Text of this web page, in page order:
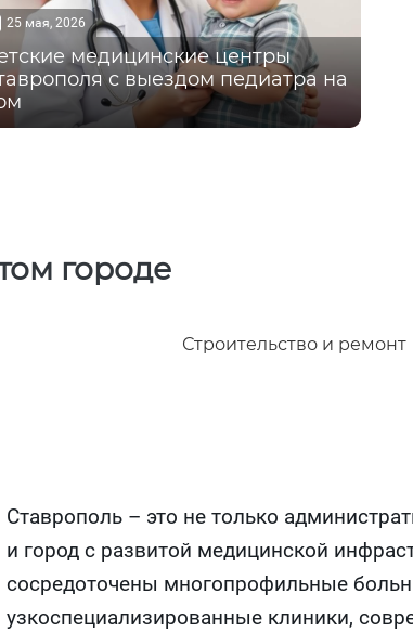
25 мая, 2026
медицинские центры
с выездом педиатра на
городе
Строительство и ремонт
Ставрополь – это не только
и город с развитой медицинской
сосредоточены многопрофильные
узкоспециализированные клиники,